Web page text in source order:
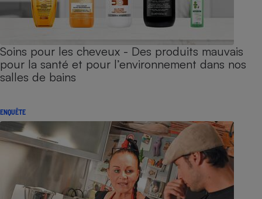
Soins pour les cheveux - Des produits mauvais
pour la santé et pour l’environnement dans nos
salles de bains
ENQUÊTE